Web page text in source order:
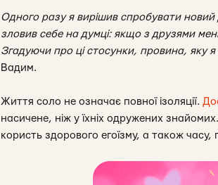
Одного разу я вирішив спробувати новий
зловив себе на думці: якщо з друзями
Згадуючи про ці стосунки, провина, яку
Вадим.
Життя соло не означає повної ізоляції.
насичене, ніж у їхніх одружених
користь здорового егоїзму, а також